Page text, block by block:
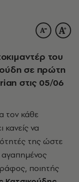
του
σε πρώτη
στις 05/06
τον κάθε
να
της ώστε
αγαπημένος
ποιητής